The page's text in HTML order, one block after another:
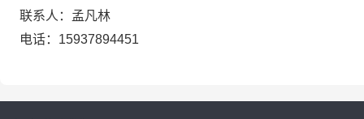
联系人：孟凡林
电话：15937894451